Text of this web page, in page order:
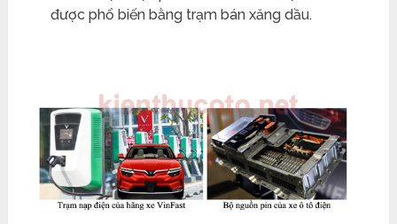
được phổ biến bằng trạm bán xăng dầu.